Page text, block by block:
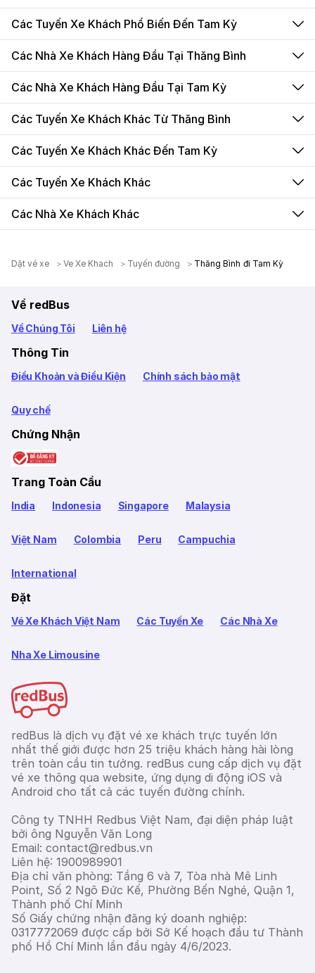
Các Tuyến Xe Khách Phổ Biến Đến Tam Kỳ
Các Nhà Xe Khách Hàng Đầu Tại Thăng Bình
Các Nhà Xe Khách Hàng Đầu Tại Tam Kỳ
Các Tuyến Xe Khách Khác Từ Thăng Bình
Các Tuyến Xe Khách Khác Đến Tam Kỳ
Các Tuyến Xe Khách Khác
Các Nhà Xe Khách Khác
Dặt vé xe Ve Xe Khach Tuyến đường Thăng Bình đi Tam Kỳ
Về redBus
Về Chúng Tôi Liên hệ
Thông Tin
Điều Khoản và Điều Kiện Chính sách bảo mật
Quy chế
Chứng Nhận
Trang Toàn Cầu
India Indonesia Singapore Malaysia
Việt Nam Colombia Peru Campuchia
International
Đặt
Vé Xe Khách Việt Nam Các Tuyến Xe Các Nhà Xe
Nha Xe Limousine
redBus là dịch vụ đặt vé xe khách trực tuyến lớn
nhất thế giới được hơn 25 triệu khách hàng hài lòng
trên toàn cầu tin tưởng. redBus cung cấp dịch vụ đặt
vé xe thông qua website, ứng dụng di động iOS và
Android cho tất cả các tuyến đường chính.
Công ty TNHH Redbus Việt Nam, đại diện pháp luật
bởi ông Nguyễn Văn Long
Email: contact@redbus.vn
Liên hệ: 1900989901
Địa chỉ văn phòng: Tầng 6 và 7, Tòa nhà Mê Linh
Point, Số 2 Ngô Đức Kế, Phường Bến Nghé, Quận 1,
Thành phố Chí Minh
Số Giấy chứng nhận đăng ký doanh nghiệp:
0317772069 được cấp bởi Sở Kế hoạch đầu tư Thành
phố Hồ Chí Minh lần đầu ngày 4/6/2023.